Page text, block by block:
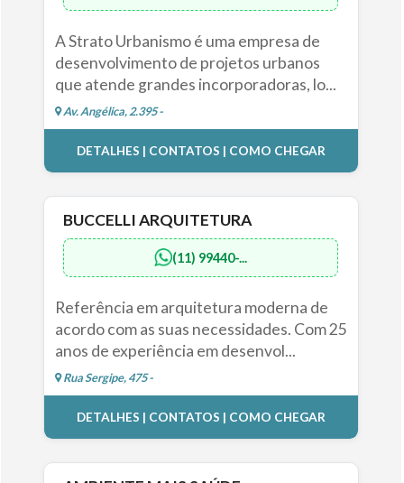
A Strato Urbanismo é uma empresa de
desenvolvimento de projetos urbanos
que atende grandes incorporadoras, lo...
Av. Angélica, 2.395 -
DETALHES | CONTATOS | COMO CHEGAR
BUCCELLI ARQUITETURA
(11) 99440-...
Referência em arquitetura moderna de
acordo com as suas necessidades. Com 25
anos de experiência em desenvol...
Rua Sergipe, 475 -
DETALHES | CONTATOS | COMO CHEGAR